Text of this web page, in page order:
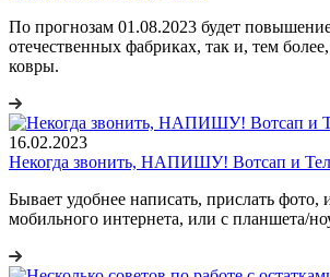
По прогнозам 01.08.2023 будет
отечественных фабриках, так и, тем
ковры.
16.02.2023
Некогда звонить, НАПИШУ! Вотсап и
Бывает удобнее написать, прислать фото,
мобильного интернета, или с планшета/